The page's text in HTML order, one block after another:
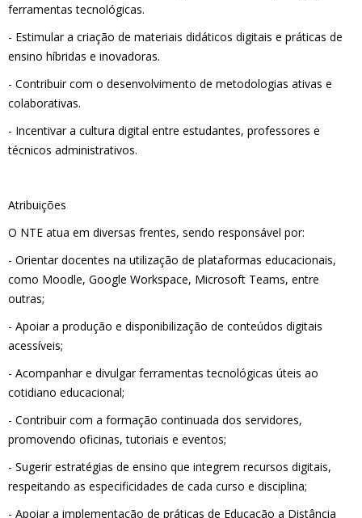
ferramentas tecnológicas.
- Estimular a criação de materiais didáticos digitais e práticas de
ensino híbridas e inovadoras.
- Contribuir com o desenvolvimento de metodologias ativas e
colaborativas.
- Incentivar a cultura digital entre estudantes, professores e
técnicos administrativos.
Atribuições
O NTE atua em diversas frentes, sendo responsável por:
- Orientar docentes na utilização de plataformas educacionais,
como Moodle, Google Workspace, Microsoft Teams, entre
outras;
- Apoiar a produção e disponibilização de conteúdos digitais
acessíveis;
- Acompanhar e divulgar ferramentas tecnológicas úteis ao
cotidiano educacional;
- Contribuir com a formação continuada dos servidores,
promovendo oficinas, tutoriais e eventos;
- Sugerir estratégias de ensino que integrem recursos digitais,
respeitando as especificidades de cada curso e disciplina;
- Apoiar a implementação de práticas de Educação a Distância